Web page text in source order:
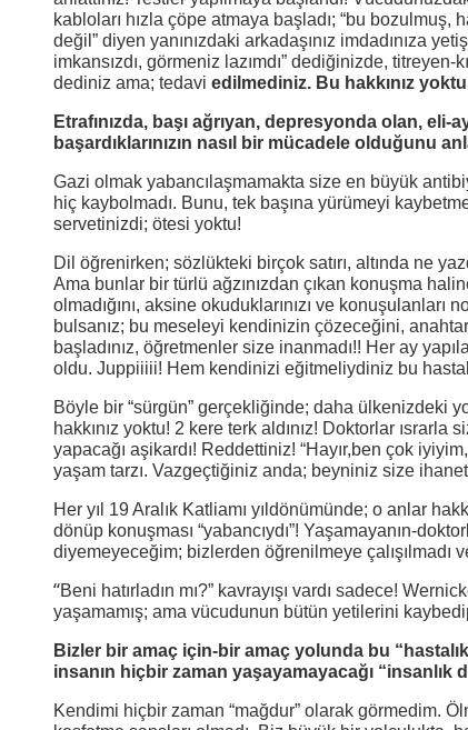
kabloları hızla çöpe atmaya başladı; “bu
değil” diyen yanınızdaki arkadaşınız imdadınıza
imkansızdı, görmeniz lazımdı” dediğinizde, titreyen-
dediniz ama; tedavi edilmediniz. Bu hakkınız
Etrafınızda, başı ağrıyan, depresyonda olan,
başardıklarınızın nasıl bir mücadele olduğunu
Gazi olmak yabancılaşmamakta size en büyük
hiç kaybolmadı. Bunu, tek başına yürümeyi
servetinizdi; ötesi yoktu!
Dil öğrenirken; sözlükteki birçok satırı, altında ne
Ama bunlar bir türlü ağzınızdan çıkan konuşma
olmadığını, aksine okuduklarınızı ve
bulsanız; bu meseleyi kendinizin çözeceğini,
başladınız, öğretmenler size inanmadı!! Her ay
oldu. Juppiiiii! Hem kendinizi eğitmeliydiniz bu
Böyle bir “sürgün” gerçekliğinde; daha ülkenizdeki
hakkınız yoktu! 2 kere terk aldınız! Doktorlar
yapacağı aşikardı! Reddettiniz! “Hayır,ben çok
yaşam tarzı. Vazgeçtiğiniz anda; beyniniz size ihanet
Her yıl 19 Aralık Katliamı yıldönümünde; o anlar
dönüp konuşması “yabancıydı”! Yaşamayanın-
diyemeyeceğim; bizlerden öğrenilmeye çalışılmadı
“Beni hatırladın mı?” kavrayışı vardı sadece!
yaşamamış; ama vücudunun bütün yetilerini
Bizler bir amaç için-bir amaç yolunda bu
insanın hiçbir zaman yaşayamayacağı
Kendimi hiçbir zaman “mağdur” olarak görmedim.